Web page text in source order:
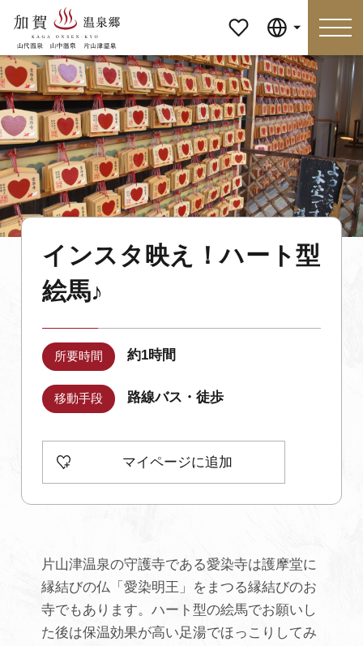
ージ
特集 おすすめの過ごし方
見どころ 食べる
おみやげ イベント
泊まる
初めての加賀温泉郷
加賀に泊まって！北陸巡り♪
ご当地グルメ
加賀 旅先納税
FAQ
Language
インスタ映え！ハート型
絵馬♪
所要時間 約1時間
移動手段 路線バス・徒歩
マイページに追加
片山津温泉の守護寺である愛染寺は護摩堂に
縁結びの仏「愛染明王」をまつる縁結びのお
寺でもあります。ハート型の絵馬でお願いし
た後は保温効果が高い足湯でほっこりしてみ